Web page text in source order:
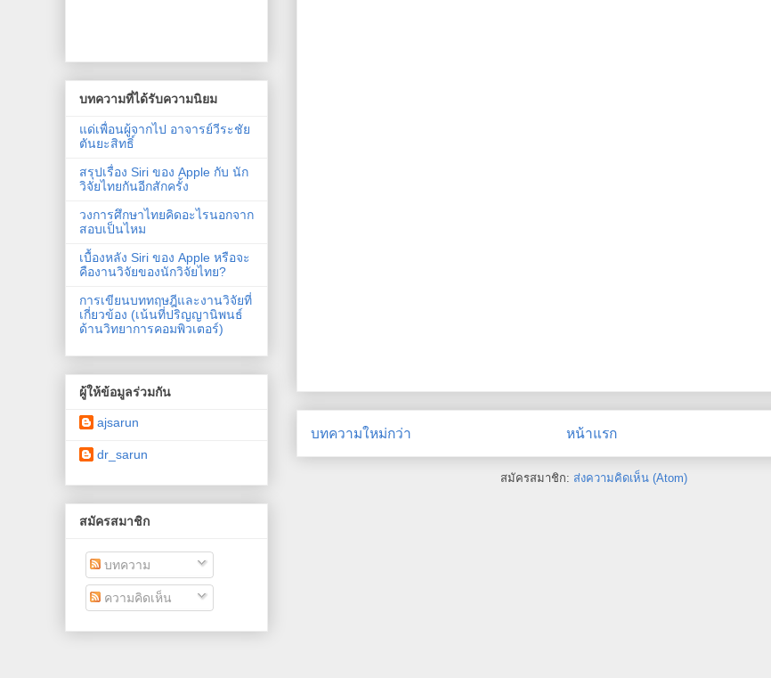
บทความใหม่กว่า หน้าแรก
สมัครสมาชิก: ส่งความคิดเห็น (Atom)
บทความที่ได้รับความนิยม
แด่เพื่อนผู้จากไป อาจารย์วีระชัย
ตันยะสิทธิ์
สรุปเรื่อง Siri ของ Apple กับ นัก
วิจัยไทยกันอีกสักครั้ง
วงการศึกษาไทยคิดอะไรนอกจาก
สอบเป็นไหม
เบื้องหลัง Siri ของ Apple หรือจะ
คืองานวิจัยของนักวิจัยไทย?
การเขียนบททฤษฎีและงานวิจัยที่
เกี่ยวข้อง (เน้นที่ปริญญานิพนธ์
ด้านวิทยาการคอมพิวเตอร์)
ผู้ให้ข้อมูลร่วมกัน
ajsarun
dr_sarun
สมัครสมาชิก
บทความ
ความคิดเห็น